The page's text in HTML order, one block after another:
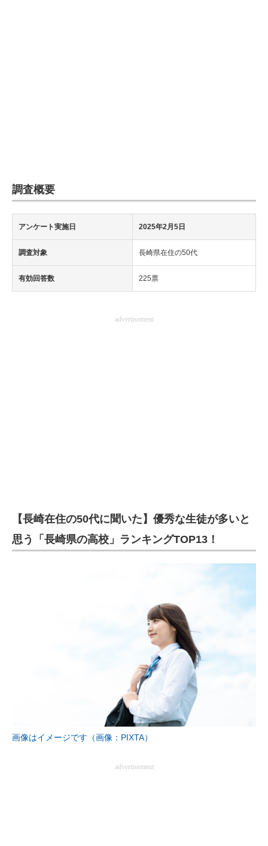
調査概要
アンケート実施日 2025年2月5日
調査対象 長崎県在住の50代
有効回答数 225票
advertisement
【長崎在住の50代に聞いた】優秀な生徒が多いと
思う「長崎県の高校」ランキングTOP13！
画像はイメージです（画像：PIXTA）
advertisement